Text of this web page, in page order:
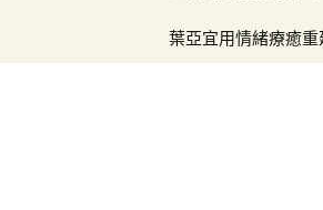
葉亞宜用情緒療癒